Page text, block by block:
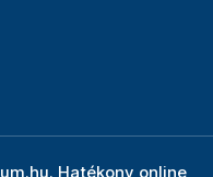
Hatékony online